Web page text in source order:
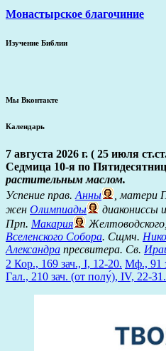
Монастырское благочиние
Изучение Библии
Мы Вконтакте
Календарь
7 августа 2026 г. ( 25 июля
Седмица 10-я по
растительным маслом.
Успение прав.Анны
, матери
жен Олимпиады диакониссы и
Прп. Макария
Вселенского Собора. Сщмч.
Александра пресвитера. Св.
2 Кор., 169 зач., I, 12-20. Мф., 91
Гал., 210 зач. (от полу́), IV, 22-31.